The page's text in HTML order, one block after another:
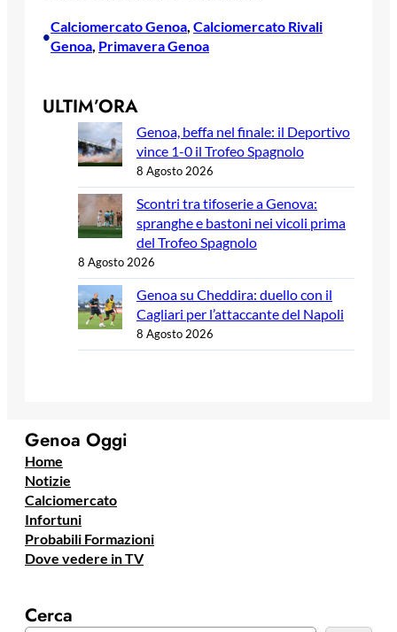
•
Calciomercato Genoa, Calciomercato Rivali
Genoa, Primavera Genoa
ULTIM’ORA
Genoa, beffa nel finale: il Deportivo
vince 1-0 il Trofeo Spagnolo
8 Agosto 2026
Scontri tra tifoserie a Genova:
spranghe e bastoni nei vicoli prima
del Trofeo Spagnolo
8 Agosto 2026
Genoa su Cheddira: duello con il
Cagliari per l’attaccante del Napoli
8 Agosto 2026
Genoa Oggi
Home
Notizie
Calciomercato
Infortuni
Probabili Formazioni
Dove vedere in TV
Cerca